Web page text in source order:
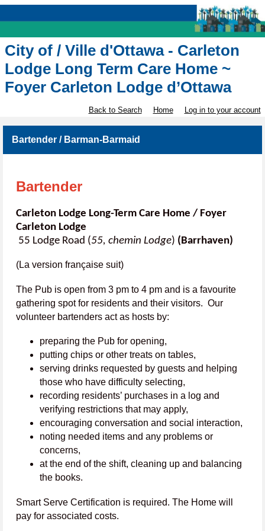
City of / Ville d'Ottawa - Carleton
Lodge Long Term Care Home ~
Foyer Carleton Lodge d’Ottawa
Back to Search Home Log in to your account
Bartender / Barman-Barmaid
Bartender
Carleton Lodge Long-Term Care Home / Foyer
Carleton Lodge
55 Lodge Road (55, chemin Lodge) (Barrhaven)
(La version française suit)
The Pub is open from 3 pm to 4 pm and is a favourite
gathering spot for residents and their visitors. Our
volunteer bartenders act as hosts by:
preparing the Pub for opening,
putting chips or other treats on tables,
serving drinks requested by guests and helping
those who have difficulty selecting,
recording residents’ purchases in a log and
verifying restrictions that may apply,
encouraging conversation and social interaction,
noting needed items and any problems or
concerns,
at the end of the shift, cleaning up and balancing
the books.
Smart Serve Certification is required. The Home will
pay for associated costs.